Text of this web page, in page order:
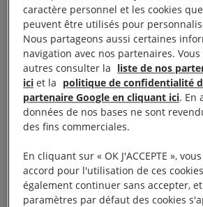
International dans un nouveau
le 20 septembre.
Ce rapport, intituléJuicio a la
en las investigaciones penales de
precedidos de desaparición en el
(Le procès de la justice. Des
disparition dans l’État de Mexico),
insuffisances font écho à celles
caractère personnel et les cookies
peuvent être utilisés pour
Nous partageons aussi certaines
navigation avec nos partenaires.
autres consulter la liste de nos
ici et la politique de confidentialité
partenaire Google en cliquant ici. En
données de nos bases ne sont
des fins commerciales.
En cliquant sur « OK J'ACCEPTE »,
accord pour l'utilisation de ces
également continuer sans accepter,
paramètres par défaut des cookies